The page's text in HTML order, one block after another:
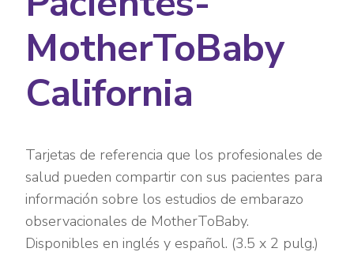
MotherToBaby
California
Tarjetas de referencia que los profesionales de
salud pueden compartir con sus pacientes para
información sobre los estudios de embarazo
observacionales de MotherToBaby.
Disponibles en inglés y español. (3.5 x 2 pulg.)